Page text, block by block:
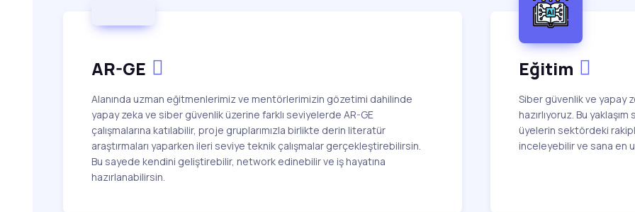
AR-GE
Alanında uzman eğitmenlerimiz ve mentörlerimizin gözetimi dahilinde
yapay zeka ve siber güvenlik üzerine farklı seviyelerde AR-GE
çalışmalarına katılabilir, proje gruplarımızla birlikte derin literatür
araştırmaları yaparken ileri seviye teknik çalışmalar gerçekleştirebilirsin.
Bu sayede kendini geliştirebilir, network edinebilir ve iş hayatına
hazırlanabilirsin.
Eğitim
Siber güvenlik ve yapay
hazırlıyoruz. Bu
üyelerin sektördeki
inceleyebilir ve sana en